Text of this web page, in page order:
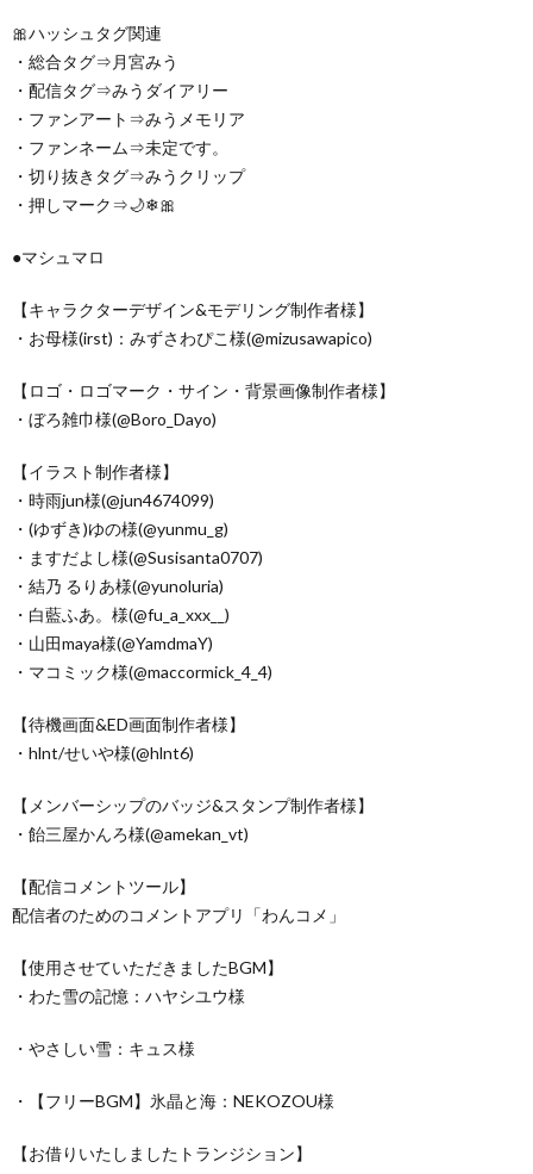
🎀ハッシュタグ関連
・総合タグ⇒月宮みう
・配信タグ⇒みうダイアリー
・ファンアート⇒みうメモリア
・ファンネーム⇒未定です。
・切り抜きタグ⇒みうクリップ
・押しマーク⇒🌙❄🎀
●マシュマロ
【キャラクターデザイン&モデリング制作者様】
・お母様(irst)：みずさわぴこ様(@mizusawapico)
【ロゴ・ロゴマーク・サイン・背景画像制作者様】
・ぼろ雑巾様(@Boro_Dayo)
【イラスト制作者様】
・時雨jun様(@jun4674099)
・(ゆずき)ゆの様(@yunmu_g)
・ますだよし様(@Susisanta0707)
・結乃 るりあ様(@yunoluria)
・白藍ふあ。様(@fu_a_xxx__)
・山田maya様(@YamdmaY)
・マコミック様(@maccormick_4_4)
【待機画面&ED画面制作者様】
・hlnt/せいや様(@hlnt6)
【メンバーシップのバッジ&スタンプ制作者様】
・飴三屋かんろ様(@amekan_vt)
【配信コメントツール】
配信者のためのコメントアプリ「わんコメ」
【使用させていただきましたBGM】
・わた雪の記憶：ハヤシユウ様
・やさしい雪：キュス様
・【フリーBGM】氷晶と海：NEKOZOU様
【お借りいたしましたトランジション】